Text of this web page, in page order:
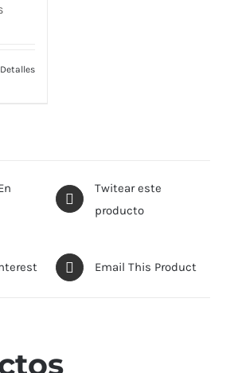
Detalles
Twitear este
producto
Email This Product